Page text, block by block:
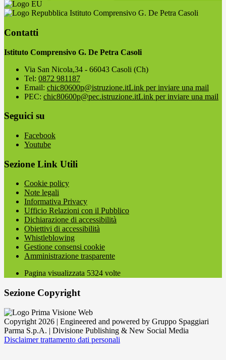
Istituto Comprensivo G. De Petra Casoli
Contatti
Istituto Comprensivo G. De Petra Casoli
Via San Nicola,34 - 66043 Casoli (Ch)
Tel: 0872 981187
Email: chic80600p@istruzione.itLink per inviare una mail
PEC: chic80600p@pec.istruzione.itLink per inviare una mail
Seguici su
Facebook
Youtube
Sezione Link Utili
Cookie policy
Note legali
Informativa Privacy
Ufficio Relazioni con il Pubblico
Dichiarazione di accessibilità
Obiettivi di accessibilità
Whistleblowing
Gestione consensi cookie
Amministrazione trasparente
Pagina visualizzata 5324 volte
Sezione Copyright
Copyright 2026 | Engineered and powered by Gruppo Spaggiari
Parma S.p.A. | Divisione Publishing & New Social Media
Disclaimer trattamento dati personali